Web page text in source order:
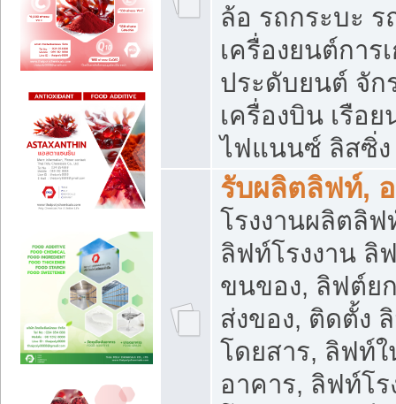
ล้อ รถกระบะ
เครื่องยนต์การ
ประดับยนต์ จัก
เครื่องบิน เรือ
ไฟแนนซ์ ลิสซิ่ง
รับผลิตลิฟท์,
โรงงานผลิตลิ
ลิฟท์โรงงาน ลิ
ขนของ, ลิฟต์ย
ส่งของ, ติดตั้ง
โดยสาร, ลิฟท์
อาคาร, ลิฟท์โ